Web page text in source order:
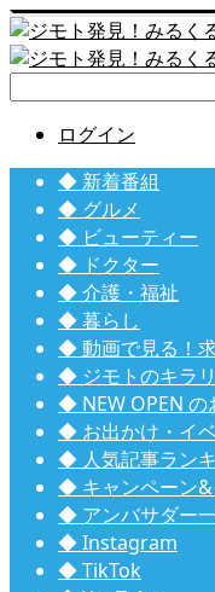
ログイン
◆ 新着番組
◆ グルメ
◆ ビューティー
◆ ドクター
◆ 介護・福祉
◆ 暮らし
◆ 動画で見る！
◆ ジモトのキラ
◆ NEW OPEN の
◆ お出かけ・イ
◆ 人気記事ラン
◆ キャンペーン&
◆ アンバサダー
◆ Instagram
◆ TikTok